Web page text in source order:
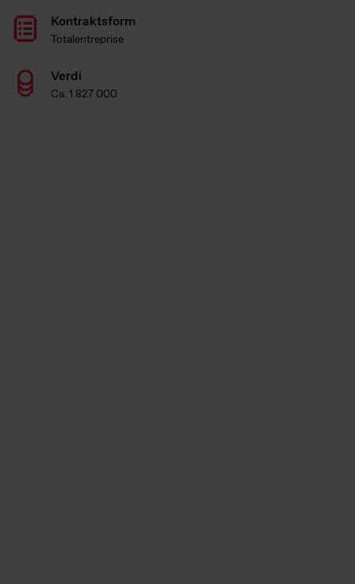
Kontraktsform
Totalentreprise
Verdi
Ca. 1 827 000